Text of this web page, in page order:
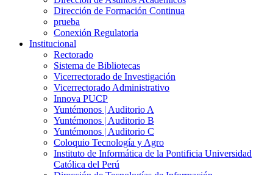
Dirección de Formación Continua
prueba
Conexión Regulatoria
Institucional
Rectorado
Sistema de Bibliotecas
Vicerrectorado de Investigación
Vicerrectorado Administrativo
Innova PUCP
Yuntémonos | Auditorio A
Yuntémonos | Auditorio B
Yuntémonos | Auditorio C
Coloquio Tecnología y Agro
Instituto de Informática de la Pontificia Universidad
Católica del Perú